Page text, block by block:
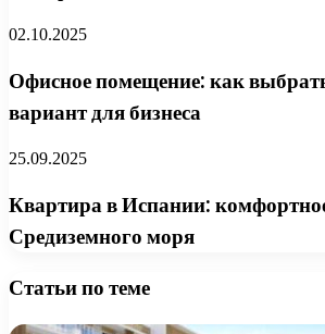
02.10.2025
Офисное помещение: как
вариант для бизнеса
25.09.2025
Квартира в Испании:
Средиземного моря
Статьи по теме